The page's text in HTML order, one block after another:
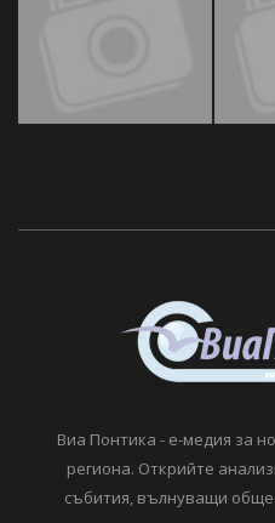
Виа Понтика - е-медия за
региона. Открийте
събития, вълнуващи